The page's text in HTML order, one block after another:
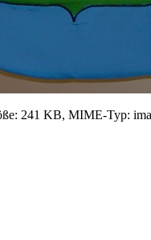
241 KB, MIME-Typ: